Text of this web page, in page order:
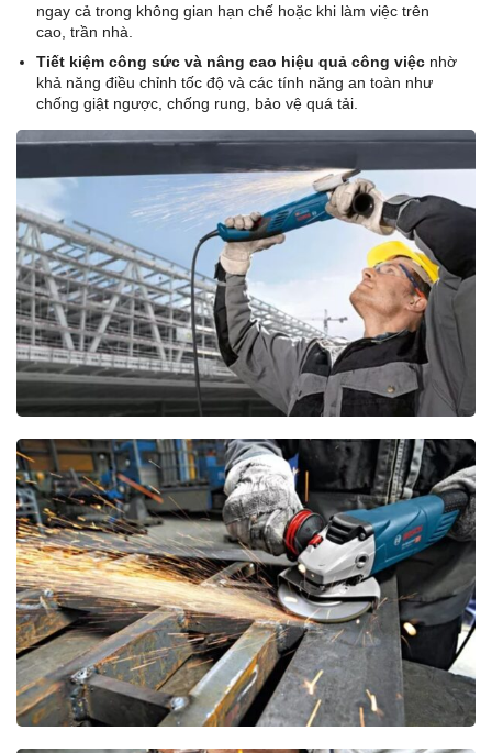
ngay cả trong không gian hạn chế hoặc khi làm việc trên
cao, trần nhà.
Tiết kiệm công sức và nâng cao hiệu quả công việc nhờ
khả năng điều chỉnh tốc độ và các tính năng an toàn như
chống giật ngược, chống rung, bảo vệ quá tải.